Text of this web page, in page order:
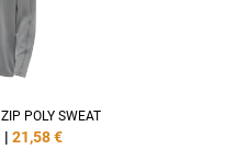
POLY SWEAT
| 21,58€